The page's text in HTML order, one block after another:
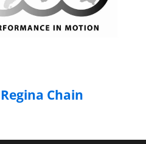
Regina Chain